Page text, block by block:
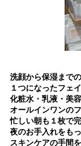
洗顔から保湿まで
１つになったフェ
化粧水・乳液・美
オールインワンの
忙しい朝も１枚で完
夜のお手入れをも
スキンケアの手間